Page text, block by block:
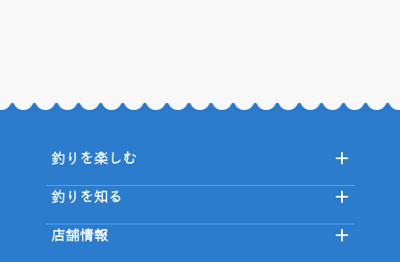
釣りを楽しむ
釣りを知る
店舗情報